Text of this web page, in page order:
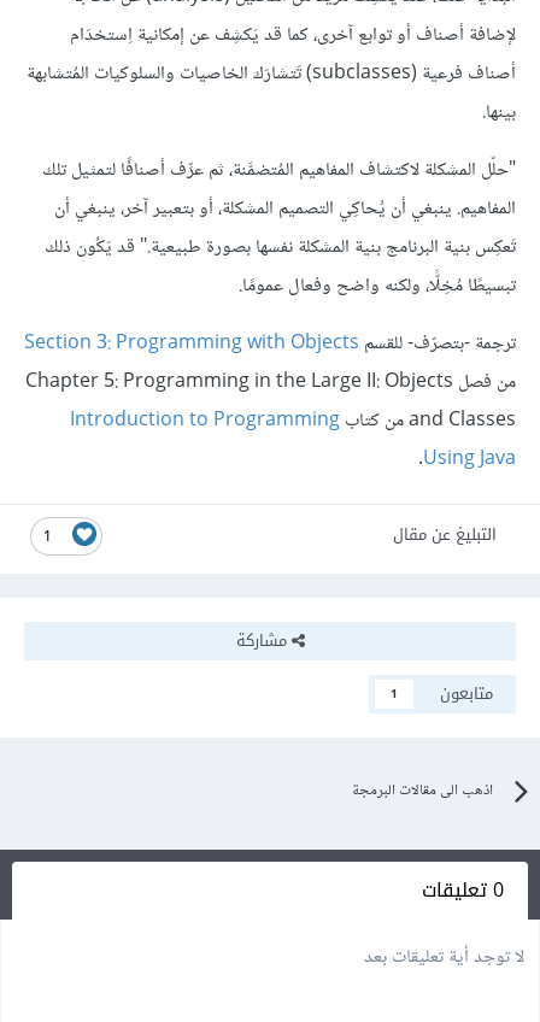
لإضافة أصناف أو توابع آخرى، كما قد يَكشِف عن إمكانية اِستخدَام
أصناف فرعية (subclasses) تَتشارَك الخاصيات والسلوكيات المُتشابهة
بينها.
"حلّل المشكلة لاكتشاف المفاهيم المُتضمَّنة، ثم عرِّف أصنافًا لتمثيل تلك
المفاهيم. ينبغي أن يُحاكِي التصميم المشكلة، أو بتعبير آخر، ينبغي أن
تَعكِس بنية البرنامج بنية المشكلة نفسها بصورة طبيعية." قد يَكُون ذلك
تبسيطًا مُخِلًّا، ولكنه واضح وفعال عمومًا.
ترجمة -بتصرّف- للقسم Section 3: Programming with Objects
من فصل Chapter 5: Programming in the Large II: Objects
and Classes من كتاب
Introduction to Programming
Using Java
.
1 التبليغ عن مقال
مشاركة
متابعون
1
اذهب الى مقالات البرمجة
0 تعليقات
لا توجد أية تعليقات بعد